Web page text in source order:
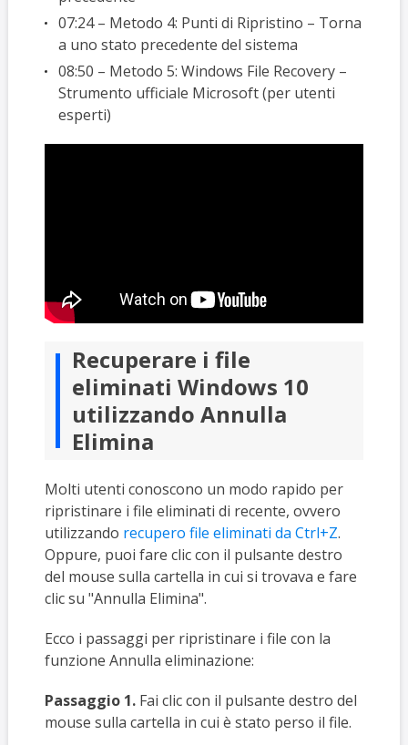
07:24 – Metodo 4: Punti di Ripristino – Torna
a uno stato precedente del sistema
08:50 – Metodo 5: Windows File Recovery –
Strumento ufficiale Microsoft (per utenti
esperti)
Recuperare i file
eliminati Windows 10
utilizzando Annulla
Elimina
Molti utenti conoscono un modo rapido per
ripristinare i file eliminati di recente, ovvero
utilizzando recupero file eliminati da Ctrl+Z.
Oppure, puoi fare clic con il pulsante destro
del mouse sulla cartella in cui si trovava e fare
clic su "Annulla Elimina".
Ecco i passaggi per ripristinare i file con la
funzione Annulla eliminazione:
Passaggio 1.Fai clic con il pulsante destro del
mouse sulla cartella in cui è stato perso il file.